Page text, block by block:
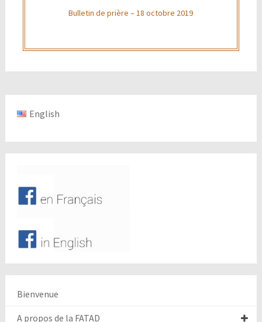
Bulletin de prière – 18 octobre 2019
English
Bienvenue
A propos de la FATAD